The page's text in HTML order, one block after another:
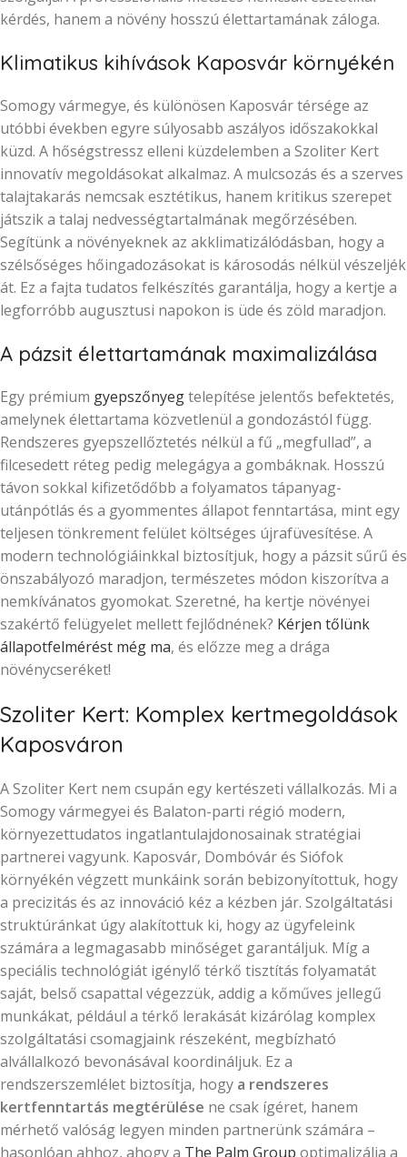
kérdés, hanem a növény hosszú élettartamának záloga.
Klimatikus kihívások Kaposvár környékén
Somogy vármegye, és különösen Kaposvár térsége az
utóbbi években egyre súlyosabb aszályos időszakokkal
küzd. A hőségstressz elleni küzdelemben a Szoliter Kert
innovatív megoldásokat alkalmaz. A mulcsozás és a szerves
talajtakarás nemcsak esztétikus, hanem kritikus szerepet
játszik a talaj nedvességtartalmának megőrzésében.
Segítünk a növényeknek az akklimatizálódásban, hogy a
szélsőséges hőingadozásokat is károsodás nélkül vészeljék
át. Ez a fajta tudatos felkészítés garantálja, hogy a kertje a
legforróbb augusztusi napokon is üde és zöld maradjon.
A pázsit élettartamának maximalizálása
Egy prémium gyepszőnyegtelepítése jelentős befektetés,
amelynek élettartama közvetlenül a gondozástól függ.
Rendszeres gyepszellőztetés nélkül a fű „megfullad”, a
filcesedett réteg pedig melegágya a gombáknak. Hosszú
távon sokkal kifizetődőbb a folyamatos tápanyag-
utánpótlás és a gyommentes állapot fenntartása, mint egy
teljesen tönkrement felület költséges újrafüvesítése. A
modern technológiáinkkal biztosítjuk, hogy a pázsit sűrű és
önszabályozó maradjon, természetes módon kiszorítva a
nemkívánatos gyomokat. Szeretné, ha kertje növényei
szakértő felügyelet mellett fejlődnének? Kérjen tőlünk
állapotfelmérést még ma, és előzze meg a drága
növénycseréket!
Szoliter Kert: Komplex kertmegoldások
Kaposváron
A Szoliter Kert nem csupán egy kertészeti vállalkozás. Mi a
Somogy vármegyei és Balaton-parti régió modern,
környezettudatos ingatlantulajdonosainak stratégiai
partnerei vagyunk. Kaposvár, Dombóvár és Siófok
környékén végzett munkáink során bebizonyítottuk, hogy
a precizitás és az innováció kéz a kézben jár. Szolgáltatási
struktúránkat úgy alakítottuk ki, hogy az ügyfeleink
számára a legmagasabb minőséget garantáljuk. Míg a
speciális technológiát igénylő térkő tisztítás folyamatát
saját, belső csapattal végezzük, addig a kőműves jellegű
munkákat, például a térkő lerakását kizárólag komplex
szolgáltatási csomagjaink részeként, megbízható
alvállalkozó bevonásával koordináljuk. Ez a
rendszerszemlélet biztosítja, hogy a rendszeres
kertfenntartás megtérülése ne csak ígéret, hanem
mérhető valóság legyen minden partnerünk számára –
hasonlóan ahhoz, ahogy a The Palm Group optimalizálja a